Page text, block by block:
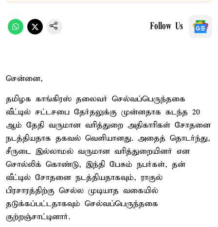
Follow Us
சென்னை,
தமிழக காங்கிரஸ் தலைவர் செல்வப்பெருந்தகை
வீட்டில் சட்டசபை தேர்தலுக்கு முன்னதாக கடந்த 20
ஆம் தேதி வருமான வரித்துறை அதிகாரிகள் சோதனை
நடத்தியதாக தகவல் வெளியானது. அதைத் தொடர்ந்து,
சீருடை இல்லாமல் வருமான வரித்துறையினர் என
சொல்லிக் கொண்டு, இந்தி பேசும் நபர்கள், தன்
வீட்டில் சோதனை நடத்தியதாகவும், ராகுல்
பிரசாரத்திற்கு செல்ல முடியாத வகையில்
தடுக்கப்பட்டதாகவும் செல்வப்பெருந்தகை
குற்றஞ்சாட்டினார்.